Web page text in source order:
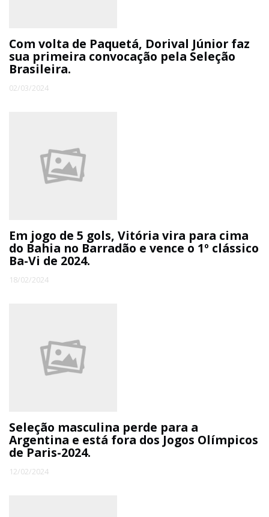
ESPECIAL
Com volta de Paquetá, Dorival Júnior faz
sua primeira convocação pela Seleção
Brasileira.
02/03/2024
Em jogo de 5 gols, Vitória vira para cima
do Bahia no Barradão e vence o 1º clássico
Ba-Vi de 2024.
18/02/2024
Seleção masculina perde para a
Argentina e está fora dos Jogos Olímpicos
de Paris-2024.
12/02/2024